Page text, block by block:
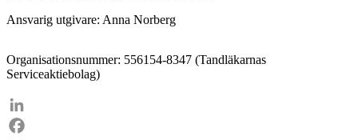
Ansvarig utgivare: Anna Norberg
Organisationsnummer: 556154-8347 (Tandläkarnas
Serviceaktiebolag)
LinkedIn